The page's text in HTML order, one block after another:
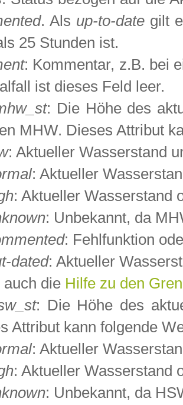
. Als up-to-date gilt
25 Stunden ist.
: Kommentar, z.B. bei
ist dieses Feld leer.
: Die Höhe des
MHW. Dieses Attribut
: Aktueller Wasserstand
: Aktueller
: Aktueller Wasserstand
: Unbekannt, da
: Fehlfunktion
dated: Aktueller
auch die Hilfe zu den
: Die Höhe des
Attribut kann folgende
: Aktueller
: Aktueller Wasserstand
: Unbekannt, da